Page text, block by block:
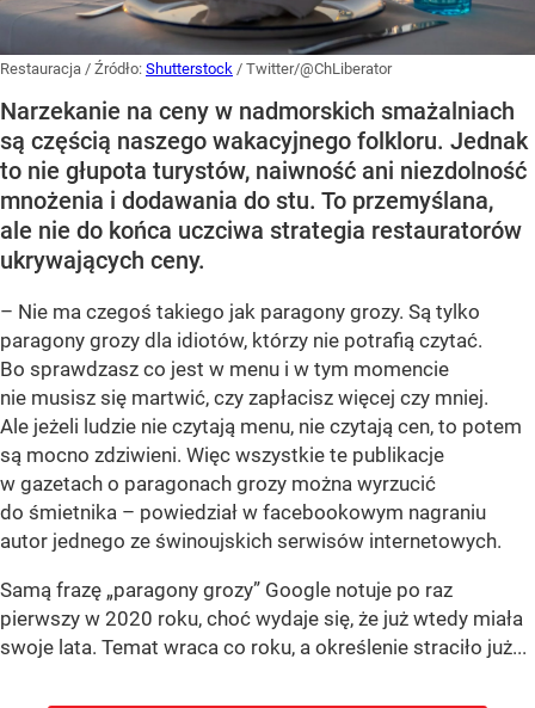
Restauracja / Źródło: Shutterstock / Twitter/@ChLiberator
Narzekanie na ceny w nadmorskich smażalniach
są częścią naszego wakacyjnego folkloru. Jednak
to nie głupota turystów, naiwność ani niezdolność
mnożenia i dodawania do stu. To przemyślana,
ale nie do końca uczciwa strategia restauratorów
ukrywających ceny.
– Nie ma czegoś takiego jak paragony grozy. Są tylko
paragony grozy dla idiotów, którzy nie potrafią czytać.
Bo sprawdzasz co jest w menu i w tym momencie
nie musisz się martwić, czy zapłacisz więcej czy mniej.
Ale jeżeli ludzie nie czytają menu, nie czytają cen, to potem
są mocno zdziwieni. Więc wszystkie te publikacje
w gazetach o paragonach grozy można wyrzucić
do śmietnika – powiedział w facebookowym nagraniu
autor jednego ze świnoujskich serwisów internetowych.
Samą frazę „paragony grozy” Google notuje po raz
pierwszy w 2020 roku, choć wydaje się, że już wtedy miała
swoje lata. Temat wraca co roku, a określenie straciło już...